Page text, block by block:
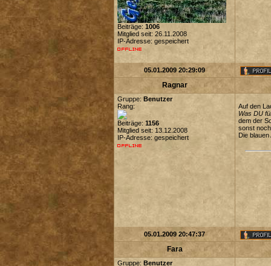
Beiträge: 1006
Mitglied seit: 26.11.2008
IP-Adresse: gespeichert
05.01.2009 20:29:09
Ragnar
Gruppe: Benutzer
Rang:
Beiträge: 1156
Mitglied seit: 13.12.2008
IP-Adresse: gespeichert
Auf den
Was DU
dem der
sonst
Die
05.01.2009 20:47:37
Fara
Gruppe: Benutzer